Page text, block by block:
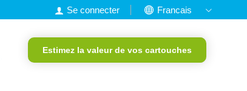
Se connecter
Francais
English
Estimez la valeur de vos cartouches